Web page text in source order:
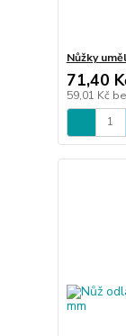
Nůžky
71,40
59,01 Kč